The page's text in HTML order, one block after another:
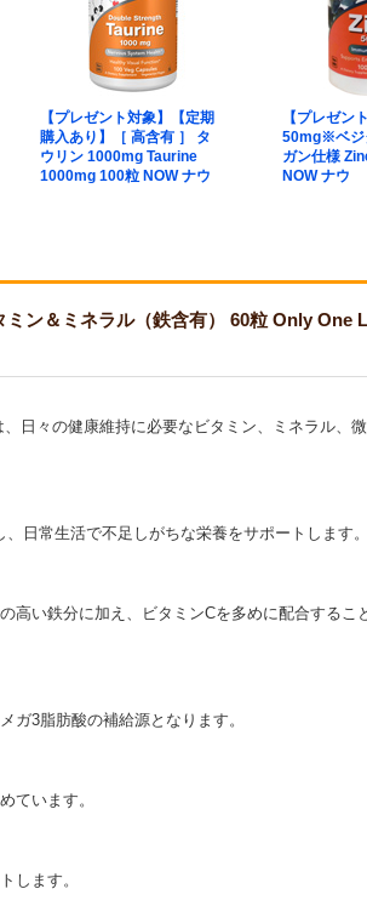
【プレゼント対象】【定期
購入あり】［ 高含有 ］ タ
ウリン 1000mg Taurine
1000mg 100粒 NOW ナウ
【プレゼン
50mg※ベジ
ガン仕様
NOW ナウ
ミン＆ミネラル（鉄含有） 60粒 Only
日々の健康維持に必要なビタミン、ミネラル、
日常生活で不足しがちな栄養をサポートします。
高い鉄分に加え、ビタミンCを多めに配合する
ガ3脂肪酸の補給源となります。
ています。
します。